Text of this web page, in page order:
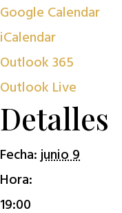
Google Calendar
iCalendar
Outlook 365
Outlook Live
Detalles
Fecha:junio 9
Hora:
19:00